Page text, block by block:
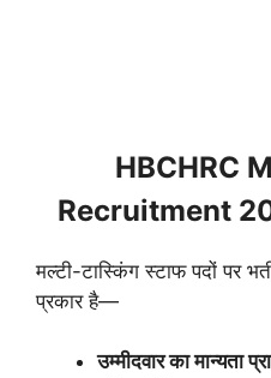
HBCHRC
Recruitment
मल्टी-टास्किंग स्टाफ पदों पर
प्रकार है—
उम्मीदवार का मान्यता